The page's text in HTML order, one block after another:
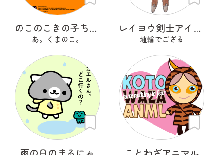
のこのこきの子ちゃん
あ。くまのこ。
レイヨウ剣士アイベクサー
埴輪でござる